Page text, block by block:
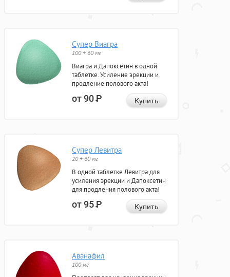
Супер Виагра
100 + 60 мг
Виагра и Дапоксетин в одной
таблетке. Усиление эрекции и
продление полового акта!
от 90Р Купить
Супер Левитра
20 + 60 мг
В одной таблетке Левитра для
усиления эрекции и Дапоксетин
для продления полового акта!
от 95Р Купить
Аванафил
100 мг